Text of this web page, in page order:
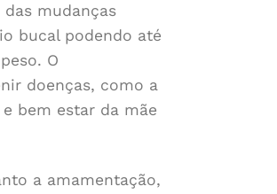
mudanças
bucal podendo até
O
doenças, como a
bem estar da mãe
a amamentação,